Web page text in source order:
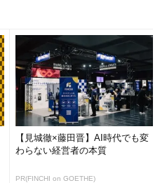
【見城徹×藤田晋】AI時代でも変
わらない経営者の本質
PR(FINCHI on GOETHE)